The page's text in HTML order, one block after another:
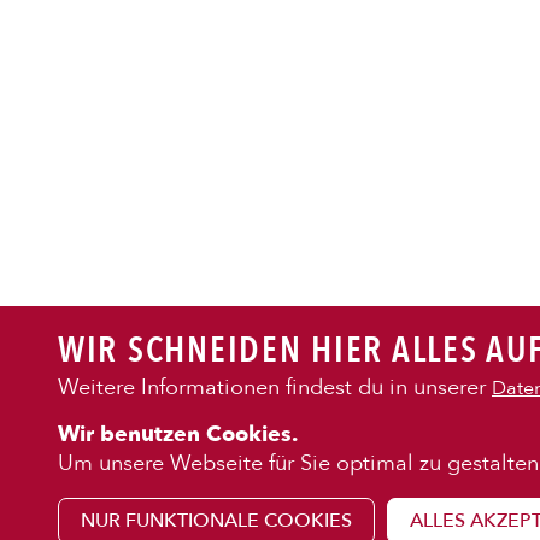
VEGI/
SALATÜber uns
Franchise
WIR SCHNEIDEN HIER ALLES
Weitere Informationen findest du in unserer
Wir benutzen Cookies.
Um unsere Webseite für Sie optimal zu
NUR FUNKTIONALE COOKIES ALLES